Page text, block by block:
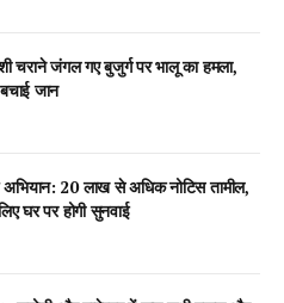
जंगल गए बुजुर्ग पर भालू का हमला,
जान
अभियान: 20 लाख से अधिक नोटिस तामील,
घर पर होगी सुनवाई